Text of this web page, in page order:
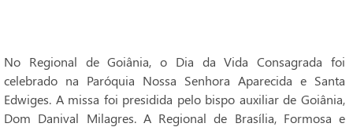
No Regional de Goiânia, o Dia da Vida Consagrada foi
celebrado na Paróquia Nossa Senhora Aparecida e Santa
Edwiges. A missa foi presidida pelo bispo auxiliar de Goiânia,
Dom Danival Milagres. A Regional de Brasília, Formosa e